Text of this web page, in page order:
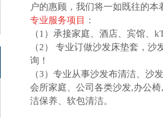
户的惠顾，我们将一如既往的
专业服务项目 ：
（1）承接家庭、酒店、宾馆、
（2） 专业订做沙发床垫套，
询！
（3）专业从事沙发布清洁、沙
会所家庭、公司各类沙发,办公
洁保养、软包清洁。